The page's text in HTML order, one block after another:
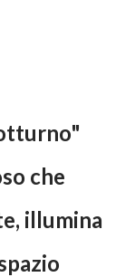
che
illumina